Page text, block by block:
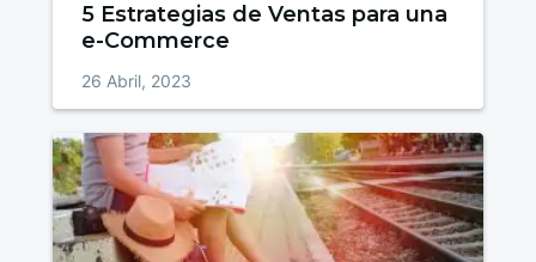
5 Estrategias de Ventas para una
e-Commerce
26 Abril, 2023